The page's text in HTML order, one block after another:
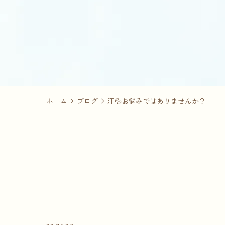
ホーム ブログ 汗💦お悩みではありませんか？